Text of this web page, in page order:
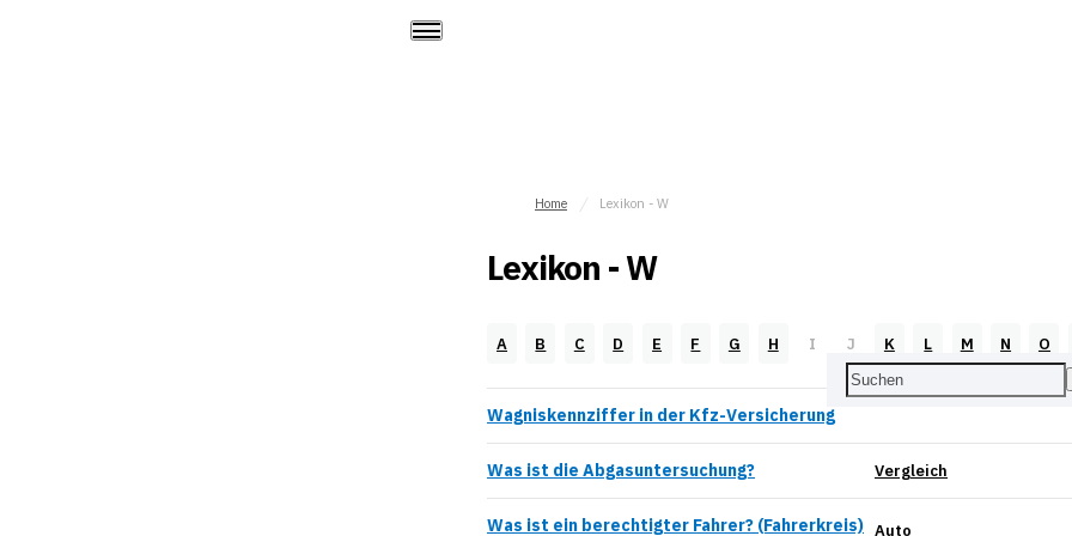
Vergleich
Auto
Home Lexikon - W
Lexikon - W
A B C D E F G H I J K L M N O
Wagniskennziffer in der Kfz-Versicherung
Was ist die Abgasuntersuchung?
Was ist ein berechtigter Fahrer? (Fahrerkreis)